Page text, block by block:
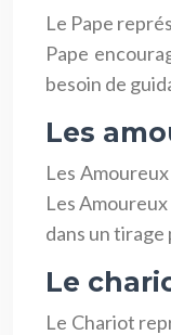
Le Pape
Pape
besoin de
Les
Les
Les
dans un
Le
Le Chariot